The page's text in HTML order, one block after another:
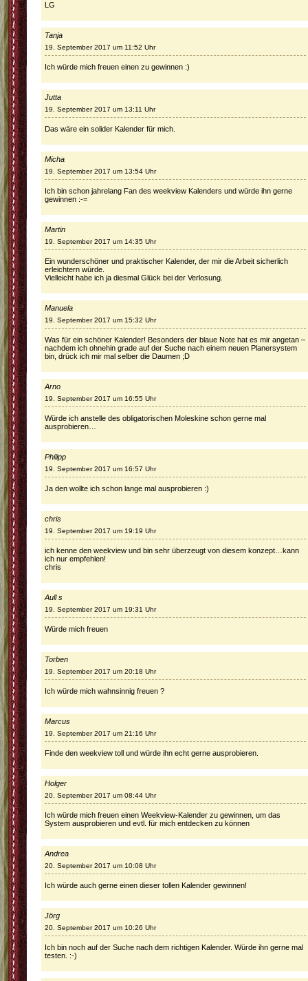
LG
Tanja
19. September 2017 um 11:52 Uhr
Ich würde mich freuen einen zu gewinnen :)
Jutta
19. September 2017 um 13:11 Uhr
Das wäre ein solider Kalender für mich.
Micha
19. September 2017 um 13:54 Uhr
Ich bin schon jahrelang Fan des weekview Kalenders und würde ihn gerne
gewinnen :-=
Martin
19. September 2017 um 14:35 Uhr
Ein wunderschöner und praktischer Kalender, der mir die Arbeit sicherlich
erleichtern würde.
Vielleicht habe ich ja diesmal Glück bei der Verlosung.
Manuela
19. September 2017 um 15:32 Uhr
Was für ein schöner Kalender! Besonders der blaue Note hat es mir angetan –
nachdem ich ohnehin grade auf der Suche nach einem neuen Planersystem
bin, drück ich mir mal selber die Daumen ;D
Arno
19. September 2017 um 16:55 Uhr
Würde ich anstelle des obligatorischen Moleskine schon gerne mal
ausprobieren…
Philipp
19. September 2017 um 16:57 Uhr
Ja den wollte ich schon lange mal ausprobieren :)
chris
19. September 2017 um 19:19 Uhr
ich kenne den weekview und bin sehr überzeugt von diesem konzept…kann
ich nur empfehlen!
chris
Aull s
19. September 2017 um 19:31 Uhr
Würde mich freuen
Torben
19. September 2017 um 20:18 Uhr
Ich würde mich wahnsinnig freuen ?
Marcus
19. September 2017 um 21:16 Uhr
Finde den weekview toll und würde ihn echt gerne ausprobieren.
Holger
20. September 2017 um 08:44 Uhr
Ich würde mich freuen einen Weekview-Kalender zu gewinnen, um das
System ausprobieren und evtl. für mich entdecken zu können
Andrea
20. September 2017 um 10:08 Uhr
Ich würde auch gerne einen dieser tollen Kalender gewinnen!
Jörg
20. September 2017 um 10:26 Uhr
Ich bin noch auf der Suche nach dem richtigen Kalender. Würde ihn gerne mal
testen. :-)